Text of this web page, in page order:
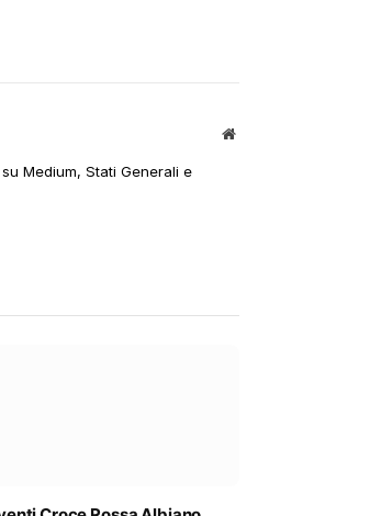
Sito
Medium, Stati Generali e